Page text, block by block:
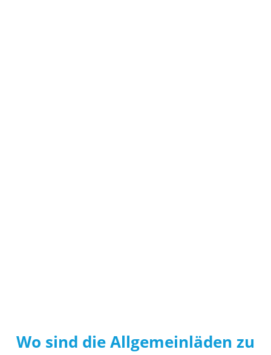
Wo sind die Allgemeinläden zu